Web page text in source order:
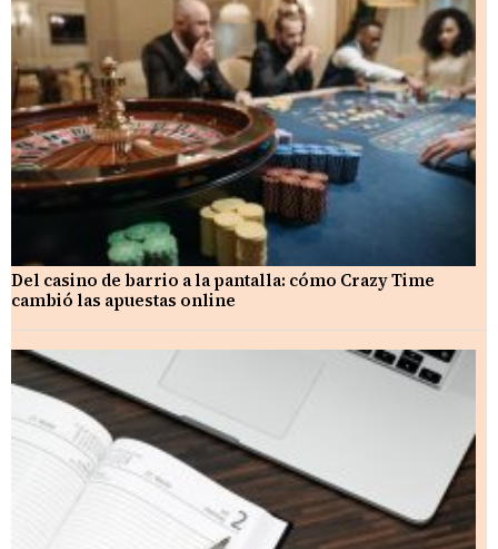
Del casino de barrio a la pantalla: cómo Crazy Time
cambió las apuestas online